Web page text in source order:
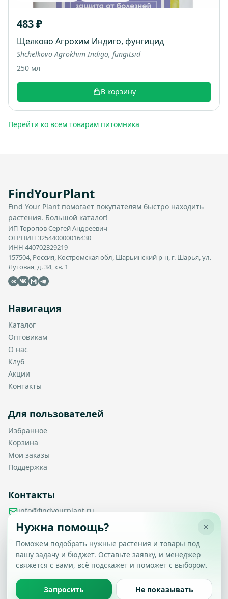
483 ₽
Щелково Агрохим Индиго, фунгицид
Shchelkovo Agrokhim Indigo, fungitsid
250 мл
В корзину
Перейти ко всем товарам питомника
FindYourPlant
Find Your Plant помогает покупателям быстро находить
растения. Большой каталог!
ИП Торопов Сергей Андреевич
ОГРНИП 325440000016430
ИНН 440702329219
157504, Россия, Костромская обл, Шарьинский р-н, г. Шарья, ул.
Луговая, д. 34, кв. 1
OK
Навигация
Каталог
Оптовикам
О нас
Клуб
Акции
Контакты
Для пользователей
Избранное
Корзина
Мои заказы
Поддержка
Контакты
info@findyourplant.ru
findyourplantofficial@gmail.com
+7 929 115-17-50
Санкт-Петербург, Гражданский проспект, д. 104, корп. 1,
литера А, офис 430
Настройка конфиденциальности
Вы можете выбрать, какие типы файлов cookie
разрешить.
Политика обработки данных
Нужна помощь?
Поможем подобрать нужные растения и товары под
вашу задачу и бюджет. Оставьте заявку, и менеджер
свяжется с вами, всё подскажет и поможет с выбором.
Запросить Не показывать